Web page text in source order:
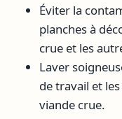
Éviter la
planches à
crue et les
Laver
de travail et
viande crue.